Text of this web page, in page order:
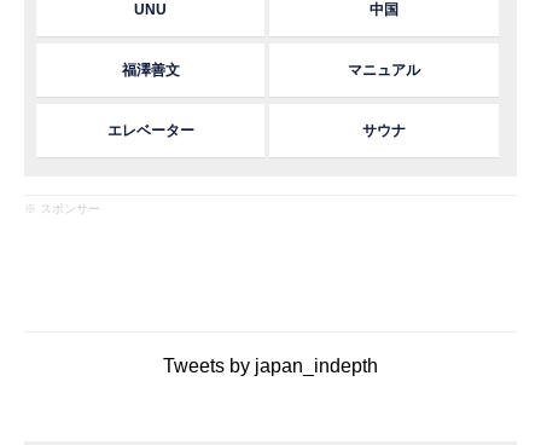
UNU 中国
福澤善文 マニュアル
エレベーター サウナ
※ スポンサー
Tweets by japan_indepth